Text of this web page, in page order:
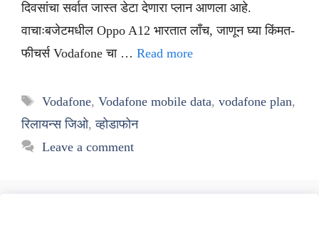
दिवसांचा सर्वात जास्त डेटा देणारा प्लान आणला आहे.
वाचाःबजेटमधील Oppo A12 भारतात लाँच, जाणून घ्या किंमत-
फीचर्स Vodafone चा … Read more
Tags
Vodafone, Vodafone mobile data, vodafone plan,
रिलायन्स जिओ,व्होडाफोन
Leave a comment